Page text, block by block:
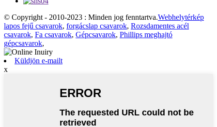
© Copyright - 2010-2023 : Minden jog fenntartva.Webhelytérkép
lapos fejű csavarok, forgácslap csavarok, Rozsdamentes acél
csavarok, Fa csavarok, Gépcsavarok, Phillips meghajtó
gépcsavarok,
Küldjön e-mailt
x